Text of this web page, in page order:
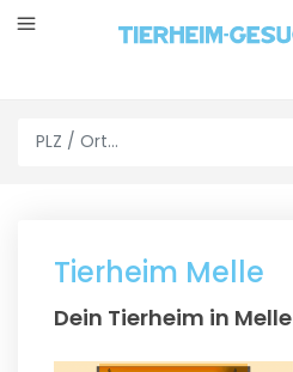
Tierheim Melle
Dein Tierheim in Melle